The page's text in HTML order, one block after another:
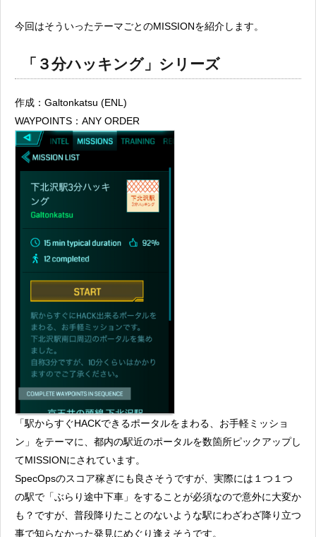
今回はそういったテーマごとのMISSIONを紹介します。
「３分ハッキング」シリーズ
作成： Galtonkatsu (ENL)
WAYPOINTS：ANY ORDER
「駅からすぐHACKできるポータルをまわる、お手軽ミッショ
ン」をテーマに、都内の駅近のポータルを数箇所ピックアップし
てMISSIONにされています。
SpecOpsのスコア稼ぎにも良さそうですが、実際には１つ１つ
の駅で「ぶらり途中下車」をすることが必須なので意外に大変か
も？ですが、普段降りたことのないような駅にわざわざ降り立つ
事で知らなかった発見にめぐり逢えそうです。